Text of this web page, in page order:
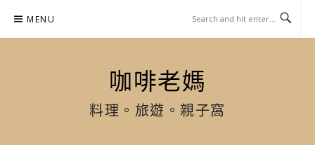
content
MENU
咖啡老媽
料理。旅遊。親子窩